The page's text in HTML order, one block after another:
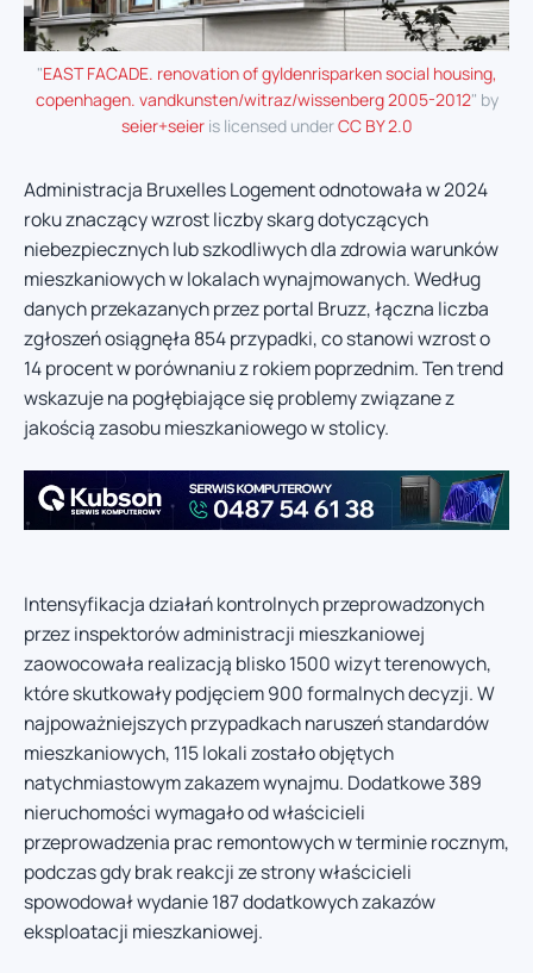
"EAST FACADE. renovation of gyldenrisparken social housing,
copenhagen. vandkunsten/witraz/wissenberg 2005-2012" by
seier+seieris licensed underCC BY 2.0
Administracja Bruxelles Logement odnotowała w 2024
roku znaczący wzrost liczby skarg dotyczących
niebezpiecznych lub szkodliwych dla zdrowia warunków
mieszkaniowych w lokalach wynajmowanych. Według
danych przekazanych przez portal Bruzz, łączna liczba
zgłoszeń osiągnęła 854 przypadki, co stanowi wzrost o
14 procent w porównaniu z rokiem poprzednim. Ten trend
wskazuje na pogłębiające się problemy związane z
jakością zasobu mieszkaniowego w stolicy.
Intensyfikacja działań kontrolnych przeprowadzonych
przez inspektorów administracji mieszkaniowej
zaowocowała realizacją blisko 1500 wizyt terenowych,
które skutkowały podjęciem 900 formalnych decyzji. W
najpoważniejszych przypadkach naruszeń standardów
mieszkaniowych, 115 lokali zostało objętych
natychmiastowym zakazem wynajmu. Dodatkowe 389
nieruchomości wymagało od właścicieli
przeprowadzenia prac remontowych w terminie rocznym,
podczas gdy brak reakcji ze strony właścicieli
spowodował wydanie 187 dodatkowych zakazów
eksploatacji mieszkaniowej.